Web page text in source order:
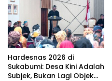
Hardesnas 2026 di
Sukabumi: Desa Kini Adalah
Subjek, Bukan Lagi Objek